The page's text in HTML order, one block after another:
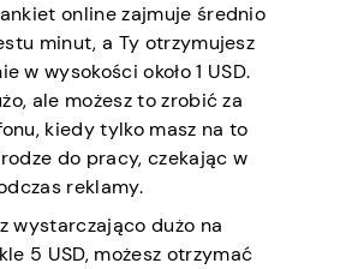
online zajmuje średnio
minut, a Ty otrzymujesz
w wysokości około 1 USD.
ale możesz to zrobić za
kiedy tylko masz na to
do pracy, czekając w
reklamy.
wystarczająco dużo na
5 USD, możesz otrzymać